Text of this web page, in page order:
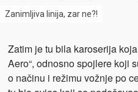
Zanimljiva linija, zar ne?!
Zatim je tu bila karoserija
Aero“, odnosno spojlere koji
o načinu i režimu vožnje po